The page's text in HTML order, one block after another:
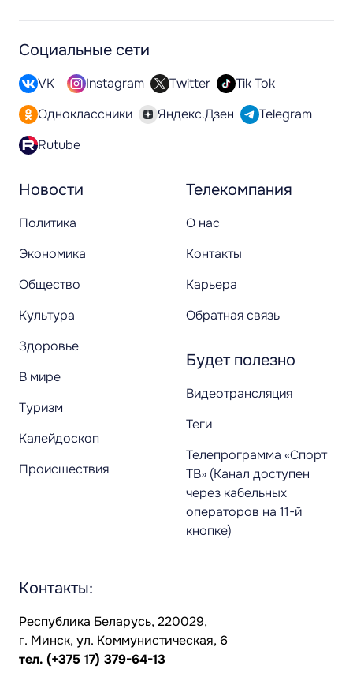
Новости
Политика
Экономика
Общество
Культура
Здоровье
В мире
Туризм
Калейдоскоп
Происшествия
Телекомпания
О нас
Контакты
Карьера
Обратная связь
Будет полезно
Видеотрансляция
Теги
Телепрограмма «Спорт
ТВ» (Канал доступен
через кабельных
операторов на 11-й
кнопке)
Социальные сети
VK Instagram Twitter
Tik Tok
Одноклассники
Яндекс.Дзен
Telegram
Rutube
Контакты:
Республика Беларусь, 220029,
г. Минск, ул. Коммунистическая, 6
тел. (+375 17) 379-64-13